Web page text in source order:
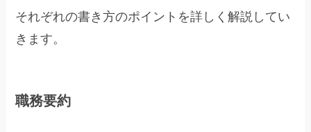
それぞれの書き方のポイントを詳しく解説してい
きます。
職務要約